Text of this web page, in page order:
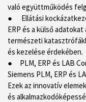
való együttműködés
● Ellátási
ERP és a külső
természeti
és kezelése érdekében.
● PLM, ERP és LAB
Siemens PLM, ERP és
Ezek az innovatív
és